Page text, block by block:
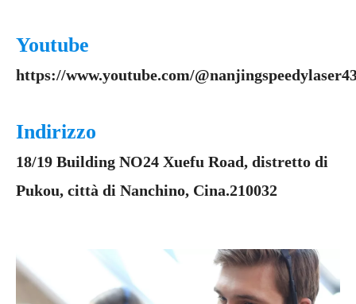
Youtube
https://www.youtube.com/
Indirizzo
18/19 Building NO24 Xuefu Road, distretto di
Pukou, città di Nanchino, Cina.210032